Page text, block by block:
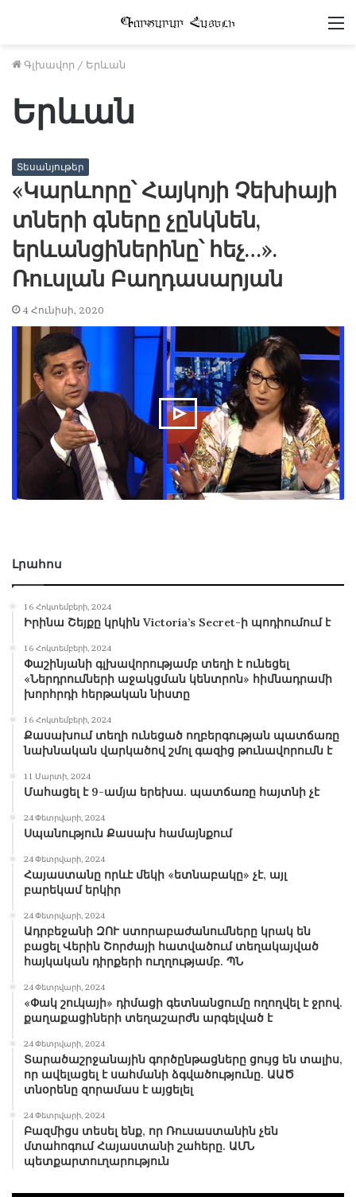
Գլխավոր / Երևան
Երևան
Տեսանյութեր
«Կարևորը՝ Հայկոյի Չեխիայի
տների գները չընկնեն,
երևանցիներինը՝ հեչ…».
Ռուսլան Բաղդասարյան
4 Հունիսի, 2020
Լրահոս
16 Հոկտեմբերի, 2024
Իրինա Շեյքը կրկին Victoria’s Secret-ի պոդիումում է
16 Հոկտեմբերի, 2024
Փաշինյանի գլխավորությամբ տեղի է ունեցել
«Ներդրումների աջակցման կենտրոն» հիմնադրամի
խորհրդի հերթական նիստը
16 Հոկտեմբերի, 2024
Քասախում տեղի ունեցած ողբերգության պատճառը
նախնական վարկածով շմոլ գազից թունավորումն է
11 Մարտի, 2024
Մահացել է 9-ամյա երեխա. պատճառը հայտնի չէ
24 Փետրվարի, 2024
Սպանություն Քասախ համայնքում
24 Փետրվարի, 2024
Հայաստանը որևէ մեկի «ետնաբակը» չէ, այլ
բարեկամ երկիր
24 Փետրվարի, 2024
Ադրբեջանի ԶՈՒ ստորաբաժանումները կրակ են
բացել Վերին Շորժայի հատվածում տեղակայված
հայկական դիրքերի ուղղությամբ. ՊՆ
24 Փետրվարի, 2024
«Փակ շուկայի» դիմացի գետնանցումը ողողվել է ջրով.
քաղաքացիների տեղաշարժն արգելված է
24 Փետրվարի, 2024
Տարածաշրջանային գործընթացները ցույց են տալիս,
որ ավելացել է սահմանի ձգվածությունը. ԱԱԾ
տնօրենը զորամաս է այցելել
24 Փետրվարի, 2024
Բազմիցս տեսել ենք, որ Ռուսաստանին չեն
մտահոգում Հայաստանի շահերը. ԱՄՆ
պետքարտուղարություն